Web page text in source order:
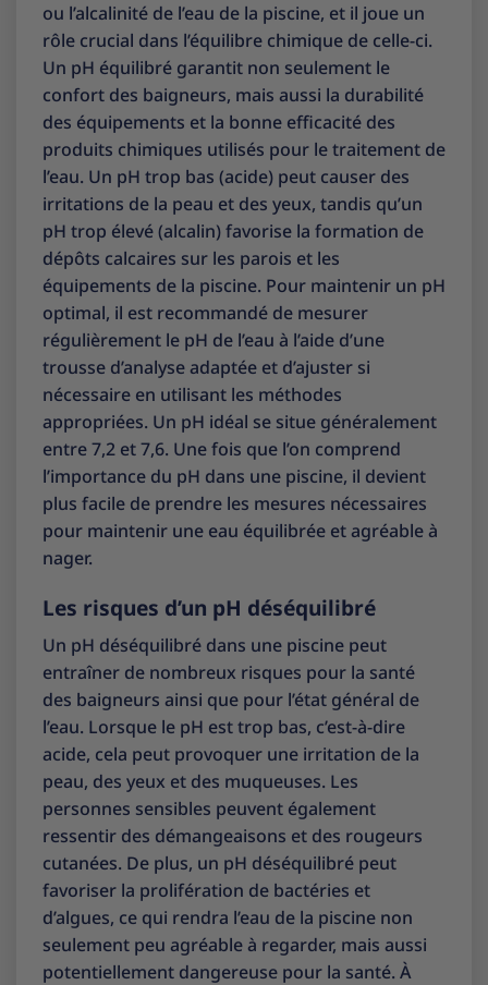
ou l’alcalinité de l’eau de la piscine, et il joue un
rôle crucial dans l’équilibre chimique de celle-ci.
Un pH équilibré garantit non seulement le
confort des baigneurs, mais aussi la durabilité
des équipements et la bonne efficacité des
produits chimiques utilisés pour le traitement de
l’eau. Un pH trop bas (acide) peut causer des
irritations de la peau et des yeux, tandis qu’un
pH trop élevé (alcalin) favorise la formation de
dépôts calcaires sur les parois et les
équipements de la piscine. Pour maintenir un pH
optimal, il est recommandé de mesurer
régulièrement le pH de l’eau à l’aide d’une
trousse d’analyse adaptée et d’ajuster si
nécessaire en utilisant les méthodes
appropriées. Un pH idéal se situe généralement
entre 7,2 et 7,6. Une fois que l’on comprend
l’importance du pH dans une piscine, il devient
plus facile de prendre les mesures nécessaires
pour maintenir une eau équilibrée et agréable à
nager.
Les risques d’un pH déséquilibré
Un pH déséquilibré dans une piscine peut
entraîner de nombreux risques pour la santé
des baigneurs ainsi que pour l’état général de
l’eau. Lorsque le pH est trop bas, c’est-à-dire
acide, cela peut provoquer une irritation de la
peau, des yeux et des muqueuses. Les
personnes sensibles peuvent également
ressentir des démangeaisons et des rougeurs
cutanées. De plus, un pH déséquilibré peut
favoriser la prolifération de bactéries et
d’algues, ce qui rendra l’eau de la piscine non
seulement peu agréable à regarder, mais aussi
potentiellement dangereuse pour la santé. À